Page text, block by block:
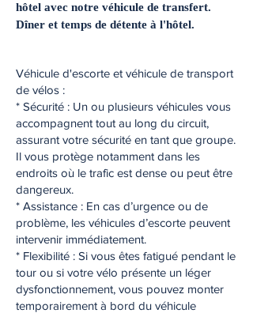
hôtel avec notre véhicule de transfert.
Dîner et temps de détente à l'hôtel.
Véhicule d'escorte et véhicule de transport
de vélos :
* Sécurité : Un ou plusieurs véhicules vous
accompagnent tout au long du circuit,
assurant votre sécurité en tant que groupe.
Il vous protège notamment dans les
endroits où le trafic est dense ou peut être
dangereux.
* Assistance : En cas d’urgence ou de
problème, les véhicules d’escorte peuvent
intervenir immédiatement.
* Flexibilité : Si vous êtes fatigué pendant le
tour ou si votre vélo présente un léger
dysfonctionnement, vous pouvez monter
temporairement à bord du véhicule